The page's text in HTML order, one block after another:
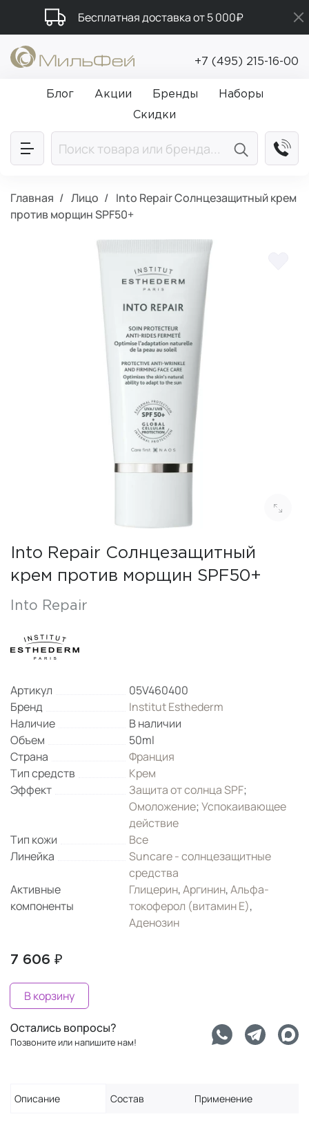
Бесплатная доставка от 5 000₽
Подарки в каждый заказ от 5 000₽
Промокод ПРИВЕТ
+7 (495) 215-16-00
Блог Акции Бренды
Наборы
Скидки
Главная Лицо
Into Repair Солнцезащитный крем
против морщин SPF50+
Into Repair Солнцезащитный
крем против морщин SPF50+
Into Repair
Артикул
05V460400
Бренд
Institut Esthederm
Наличие
В наличии
Объем
50ml
Страна
Франция
Тип средств
Крем
Эффект
Защита от солнца SPF;
Омоложение;Успокаивающее
действие
Тип кожи
Все
Линейка
Suncare - солнцезащитные
средства
Активные
компоненты
Глицерин,Аргинин,Альфа-
токоферол (витамин Е),
Аденозин
7 606 ₽
В корзину
Остались вопросы?
Позвоните или напишите нам!
Описание Состав Применение